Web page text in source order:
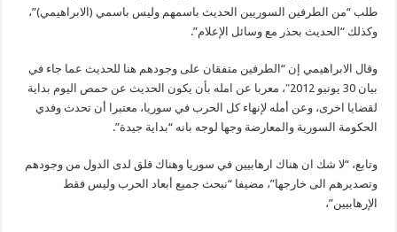
طلب “من الطرفين السوريين الحديث باسمهم وليس باسمي (الابراهيمي)”،
وكذلك “الحديث بحذر مع وسائل الإعلام”.
وقال الابراهيمي إن “الطرفين متفقان على وجودهم هنا للحديث عما جاء في
بيان 30 يونيو 2012″، معربا عن امله بأن يكون الحديث عن حمص اليوم بداية
لقضايا اخرى، وعن أمله لإنهاء كل الحرب في سوريا، معتبرا أن تحدث وفدي
الحكومة السورية والمعارضة وجها لوجه بانه “بداية جيدة”.
وتابع، “لا شك ان هناك ارهابيين في سوريا وهناك قلق لدى الدول من وجودهم
وتصديرهم الى خارجها”، مضيفا “نبحث جميع أبعاد الحرب وليس فقط
الإرهابيين”،